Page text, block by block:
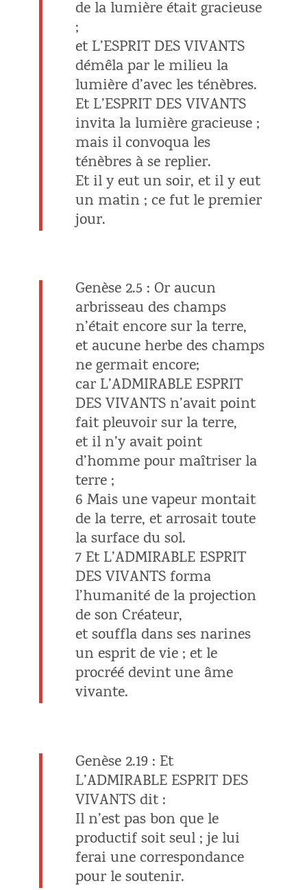
de la lumière était gracieuse
;
et L’ESPRIT DES VIVANTS
démêla par le milieu la
lumière d’avec les ténèbres.
Et L’ESPRIT DES VIVANTS
invita la lumière gracieuse ;
mais il convoqua les
ténèbres à se replier.
Et il y eut un soir, et il y eut
un matin ; ce fut le premier
jour.
Genèse 2.5 : Or aucun
arbrisseau des champs
n’était encore sur la terre,
et aucune herbe des champs
ne germait encore;
car L’ADMIRABLE ESPRIT
DES VIVANTS n’avait point
fait pleuvoir sur la terre,
et il n’y avait point
d’homme pour maîtriser la
terre ;
6 Mais une vapeur montait
de la terre, et arrosait toute
la surface du sol.
7 Et L’ADMIRABLE ESPRIT
DES VIVANTS forma
l’humanité de la projection
de son Créateur,
et souffla dans ses narines
un esprit de vie ; et le
procréé devint une âme
vivante.
Genèse 2.19 : Et
L’ADMIRABLE ESPRIT DES
VIVANTS dit :
Il n’est pas bon que le
productif soit seul ; je lui
ferai une correspondance
pour le soutenir.